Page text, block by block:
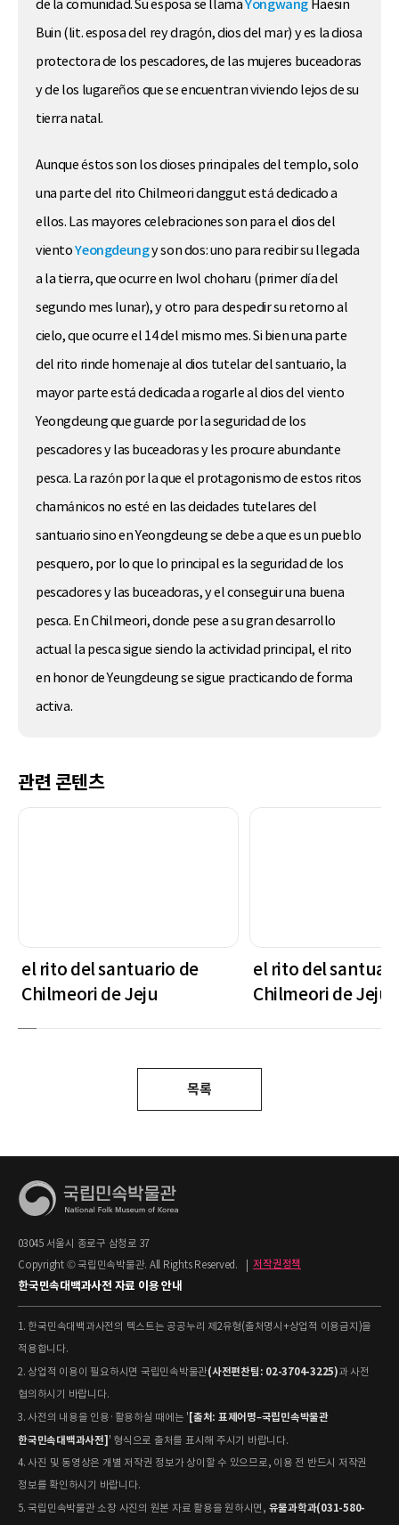
de la comunidad. Su esposa se llamaYongwang Haesin
Buin (lit. esposa del rey dragón, dios del mar) y es la diosa
protectora de los pescadores, de las mujeres buceadoras
y de los lugareños que se encuentran viviendo lejos de su
tierra natal.
Aunque éstos son los dioses principales del templo, solo
una parte del rito Chilmeori danggut está dedicado a
ellos. Las mayores celebraciones son para el dios del
vientoYeongdeungy son dos: uno para recibir su llegada
a la tierra, que ocurre en Iwol choharu (primer día del
segundo mes lunar), y otro para despedir su retorno al
cielo, que ocurre el 14 del mismo mes. Si bien una parte
del rito rinde homenaje al dios tutelar del santuario, la
mayor parte está dedicada a rogarle al dios del viento
Yeongdeung que guarde por la seguridad de los
pescadores y las buceadoras y les procure abundante
pesca. La razón por la que el protagonismo de estos ritos
chamánicos no esté en las deidades tutelares del
santuario sino en Yeongdeung se debe a que es un pueblo
pesquero, por lo que lo principal es la seguridad de los
pescadores y las buceadoras, y el conseguir una buena
pesca. En Chilmeori, donde pese a su gran desarrollo
actual la pesca sigue siendo la actividad principal, el rito
en honor de Yeungdeung se sigue practicando de forma
activa.
관련 콘텐츠
el rito del santuario de
Chilmeori de Jeju
el rito del
Chilmeori de Jeju
목록
03045 서울시 종로구 삼청로 37
Copyright © 국립민속박물관. All Rights Reserved.
저작권정책
한국민속대백과사전 자료 이용 안내
1. 한국민속대백과사전의 텍스트는 공공누리 제2유형(출처명시+상업적 이용금지)을
적용합니다.
2. 상업적 이용이 필요하시면 국립민속박물관(사전편찬팀: 02-3704-3225)과 사전
협의하시기 바랍니다.
3. 사전의 내용을 인용·활용하실 때에는 '[출처: 표제어명–국립민속박물관
한국민속대백과사전]' 형식으로 출처를 표시해 주시기 바랍니다.
4. 사진 및 동영상은 개별 저작권 정보가 상이할 수 있으므로, 이용 전 반드시 저작권
정보를 확인하시기 바랍니다.
5. 국립민속박물관 소장 사진의 원본 자료 활용을 원하시면, 유물과학과(031-580-